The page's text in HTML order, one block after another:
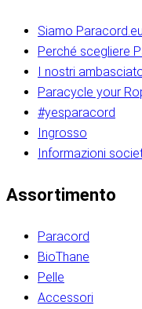
Siamo Paracord.eu
Perché scegliere
I nostri
Paracycle your
#yesparacord
Ingrosso
Informazioni societarie​​​​‌
Assortimento
Paracord
BioThane
Pelle
Accessori